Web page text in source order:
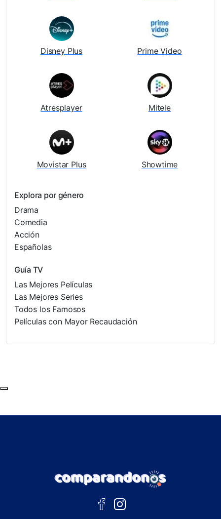
Disney Plus Prime Video
Atresplayer Mitele
Movistar Plus Showtime
Explora por género
Drama
Comedia
Acción
Españolas
Guía TV
Las Mejores Películas
Las Mejores Series
Todos los Famosos
Películas con Mayor Recaudación